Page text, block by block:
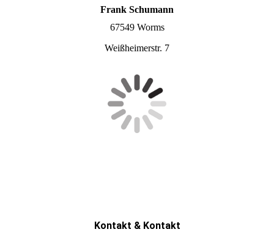
Frank Schumann
67549 Worms
Weißheimerstr. 7
Kontakt & Kontakt